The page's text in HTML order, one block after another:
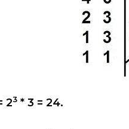
23 * 3 = 24.